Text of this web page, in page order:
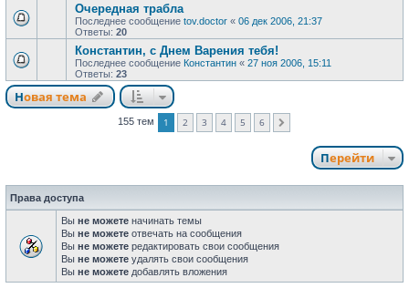
Очередная трабла
Последнее сообщение tov.doctor « 06 дек 2006, 21:37
Ответы: 20
Константин, с Днем Варения тебя!
Последнее сообщение Константин « 27 ноя 2006, 15:11
Ответы: 23
Новая тема
155 тем 1 2 3 4 5 6
Перейти
Права доступа
Вы не можете начинать темы
Вы не можете отвечать на сообщения
Вы не можете редактировать свои сообщения
Вы не можете удалять свои сообщения
Вы не можете добавлять вложения